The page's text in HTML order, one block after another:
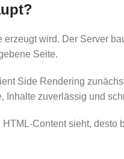
wird. Der Server
Seite.
Side Rendering
Inhalte zuverlässig und
Content sieht,